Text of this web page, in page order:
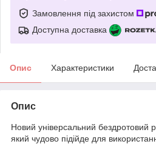
Замовлення під захистом
Доступна доставка
Опис Характеристики
Опис
Новий універсальний бездротовий
який чудово підійде для